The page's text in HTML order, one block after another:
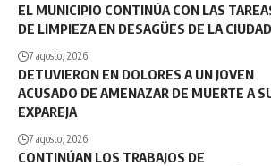
EL MUNICIPIO CONTINÚA CON LAS
DE LIMPIEZA EN DESAGÜES DE LA CIUDAD
7 agosto, 2026
DETUVIERON EN DOLORES A UN JOVEN
ACUSADO DE AMENAZAR DE MUERTE A
EXPAREJA
7 agosto, 2026
CONTINÚAN LOS TRABAJOS DE